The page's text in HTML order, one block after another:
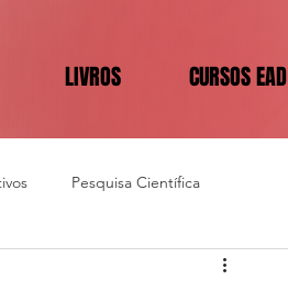
LIVROS CURSOS EAD
Pesquisa Científica